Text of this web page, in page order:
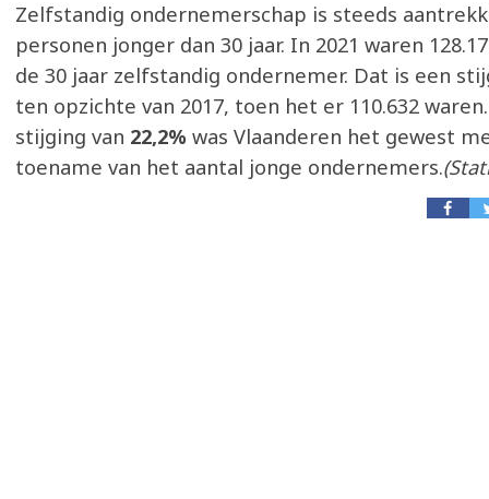
Zelfstandig ondernemerschap is steeds
personen jonger dan 30 jaar. In 2021 waren
de 30 jaar zelfstandig ondernemer. Dat is een
ten opzichte van 2017, toen het er 110.632
stijging van 22,2% was Vlaanderen het gewest
toename van het aantal jonge ondernemers.